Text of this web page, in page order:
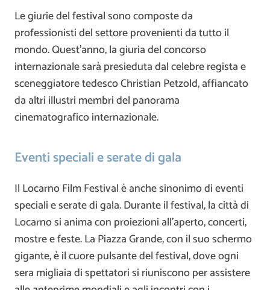
Le giurie del festival sono composte da
professionisti del settore provenienti da tutto il
mondo. Quest’anno, la giuria del concorso
internazionale sarà presieduta dal celebre regista e
sceneggiatore tedesco Christian Petzold, affiancato
da altri illustri membri del panorama
cinematografico internazionale.
Eventi speciali e serate di gala
Il Locarno Film Festival è anche sinonimo di eventi
speciali e serate di gala. Durante il festival, la città di
Locarno si anima con proiezioni all’aperto, concerti,
mostre e feste. La Piazza Grande, con il suo schermo
gigante, è il cuore pulsante del festival, dove ogni
sera migliaia di spettatori si riuniscono per assistere